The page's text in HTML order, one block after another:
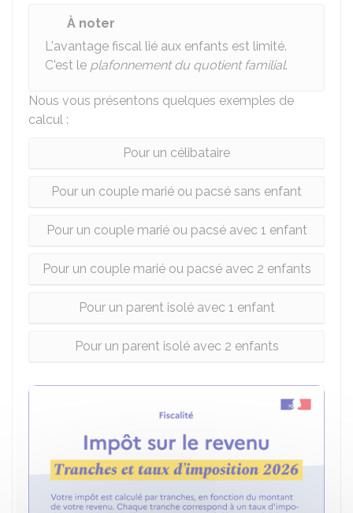
À noter
L'avantage fiscal lié aux enfants est limité.
C'est le plafonnement du quotient familial.
Nous vous présentons quelques exemples de
calcul :
Pour un célibataire
Pour un couple marié ou pacsé sans enfant
Pour un couple marié ou pacsé avec 1 enfant
Pour un couple marié ou pacsé avec 2 enfants
Pour un parent isolé avec 1 enfant
Pour un parent isolé avec 2 enfants